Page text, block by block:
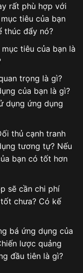
rất phù hợp với
tiêu của bạn
thúc đẩy nó?
tiêu của bạn là
trọng là gì?
của bạn là gì?
dụng ứng dụng
thủ cạnh tranh
tương tự? Nếu
bạn có tốt hơn
sẽ cần chi phí
chưa? Có kế
bá ứng dụng của
lược quảng
đầu tiên là gì?